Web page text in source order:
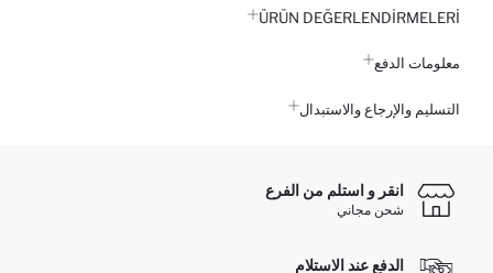
ÜRÜN DEĞERLENDİRMELERİ
معلومات الدفع
التسليم والإرجاع والاستبدال
انقر و استلم من الفرع
شحن مجاني
الدفع عند الاستلام